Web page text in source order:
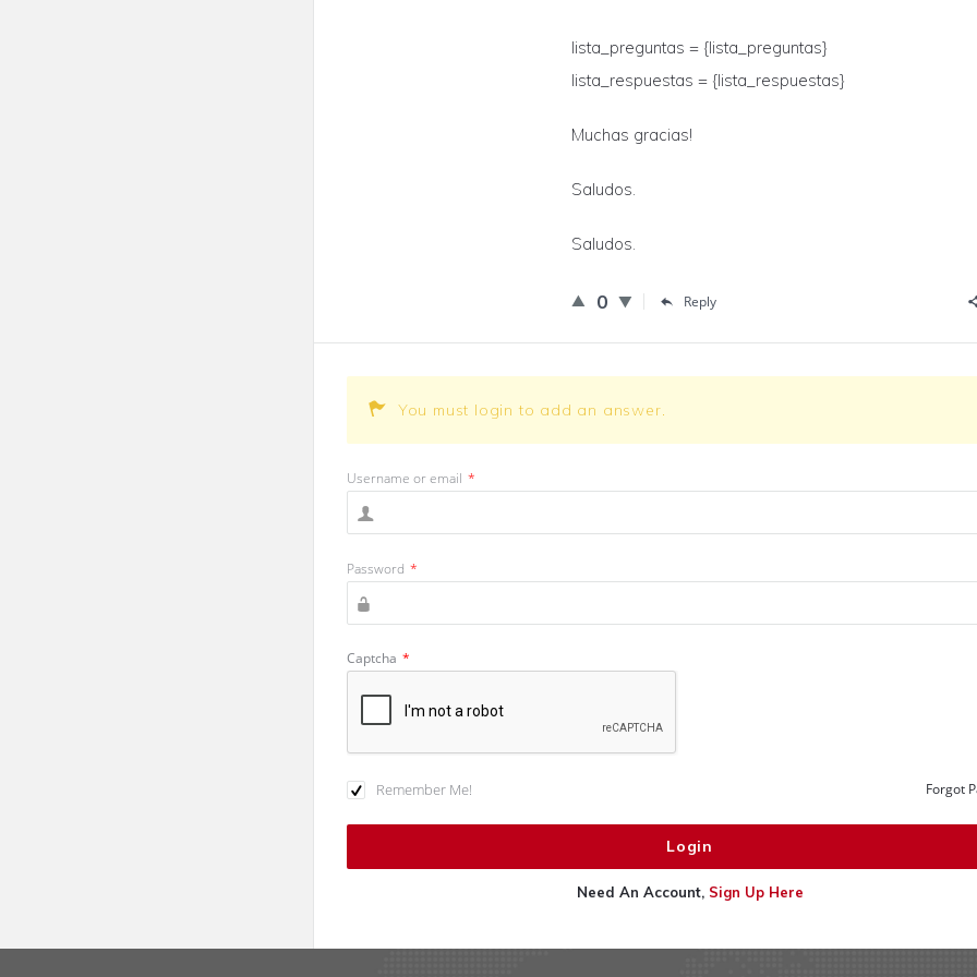
lista_preguntas = {lista_preguntas}
lista_respuestas = {lista_respuestas}
Muchas gracias!
Saludos.
Saludos.
0 Reply
You must login to add an answer.
Username or email *
Password *
Captcha *
Remember Me! Forgot
Need An Account, Sign Up Here